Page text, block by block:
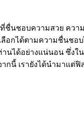
ชื่นชอบความสวย ควา
อกได้ตามความชื่นชอบ
นได้อย่างแน่นอน ซึ่งใ
กนี้ เรายังได้นำมาแต่ฟิ